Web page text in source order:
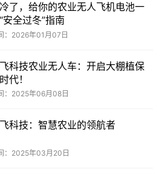
了，给你的农业无人飞机电池一
安全过冬”指南
：2026年01月07日
科技农业无人车：开启大棚植保
代！
：2025年06月08日
科技：智慧农业的领航者
：2025年03月20日